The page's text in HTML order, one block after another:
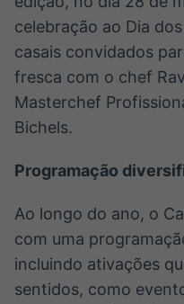
celebração ao Dia
casais convidados
fresca com o chef
Masterchef
Bichels.
Programação
Ao longo do ano, o
com uma
incluindo ativações
sentidos, como